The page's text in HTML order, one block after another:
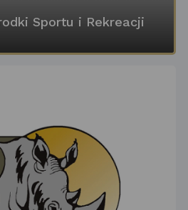
Sportu i Rekreacji